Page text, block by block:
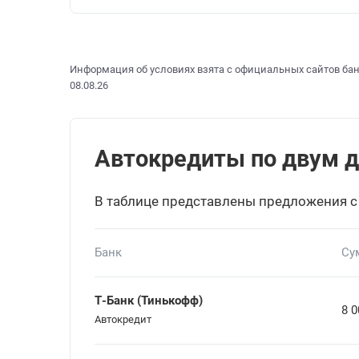
Информация об условиях взята с официальных сайтов
08.08.26
Автокредиты по двум
В таблице представлены предложения
Банк
Т-Банк (Тинькофф)
Автокредит
8